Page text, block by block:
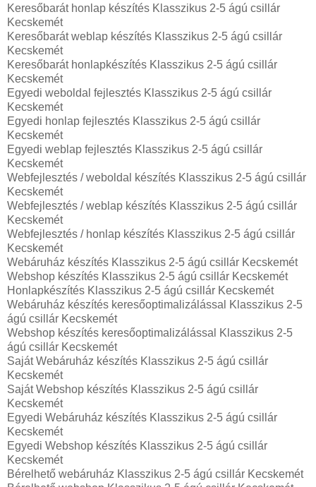
Keresőbarát honlap készítés Klasszikus 2-5 ágú csillár
Kecskemét
Keresőbarát weblap készítés Klasszikus 2-5 ágú csillár
Kecskemét
Keresőbarát honlapkészítés Klasszikus 2-5 ágú csillár
Kecskemét
Egyedi weboldal fejlesztés Klasszikus 2-5 ágú csillár
Kecskemét
Egyedi honlap fejlesztés Klasszikus 2-5 ágú csillár
Kecskemét
Egyedi weblap fejlesztés Klasszikus 2-5 ágú csillár
Kecskemét
Webfejlesztés / weboldal készítés Klasszikus 2-5 ágú csillár
Kecskemét
Webfejlesztés / weblap készítés Klasszikus 2-5 ágú csillár
Kecskemét
Webfejlesztés / honlap készítés Klasszikus 2-5 ágú csillár
Kecskemét
Webáruház készítés Klasszikus 2-5 ágú csillár Kecskemét
Webshop készítés Klasszikus 2-5 ágú csillár Kecskemét
Honlapkészítés Klasszikus 2-5 ágú csillár Kecskemét
Webáruház készítés keresőoptimalizálással Klasszikus 2-5
ágú csillár Kecskemét
Webshop készítés keresőoptimalizálással Klasszikus 2-5
ágú csillár Kecskemét
Saját Webáruház készítés Klasszikus 2-5 ágú csillár
Kecskemét
Saját Webshop készítés Klasszikus 2-5 ágú csillár
Kecskemét
Egyedi Webáruház készítés Klasszikus 2-5 ágú csillár
Kecskemét
Egyedi Webshop készítés Klasszikus 2-5 ágú csillár
Kecskemét
Bérelhető webáruház Klasszikus 2-5 ágú csillár Kecskemét